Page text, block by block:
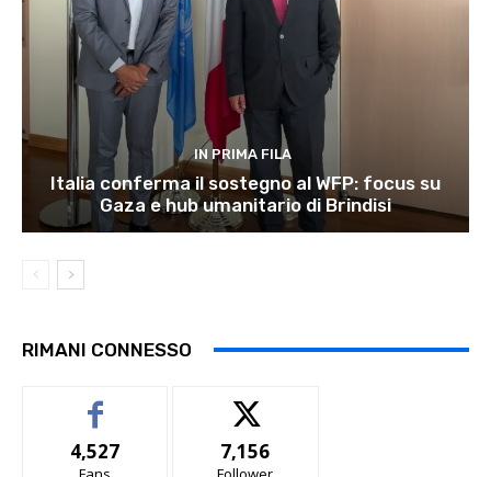
IN PRIMA FILA
Italia conferma il sostegno al WFP: focus su
Gaza e hub umanitario di Brindisi
RIMANI CONNESSO
4,527 7,156